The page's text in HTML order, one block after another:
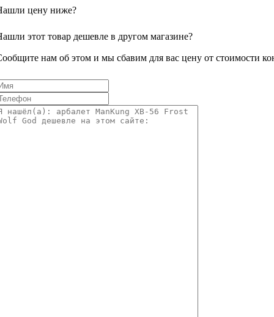
цену ниже?
этот товар дешевле в другом магазине?
нам об этом и мы сбавим для вас цену от стоимости